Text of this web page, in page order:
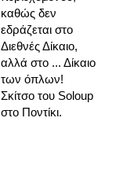
καθώς δεν
εδράζεται στο
Διεθνές Δίκαιο,
αλλά στο ... Δίκαιο
των όπλων!
Σκίτσο του Soloup
στο Ποντίκι.